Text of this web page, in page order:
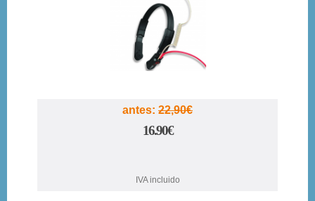
antes: 22,90€
16.90€
IVA incluido